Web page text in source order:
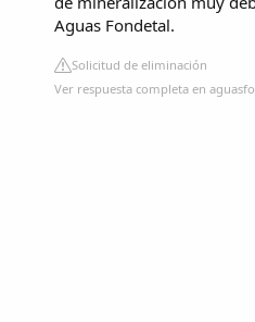
Aguas Fondetal.
Solicitud de eliminación
Ver respuesta completa en